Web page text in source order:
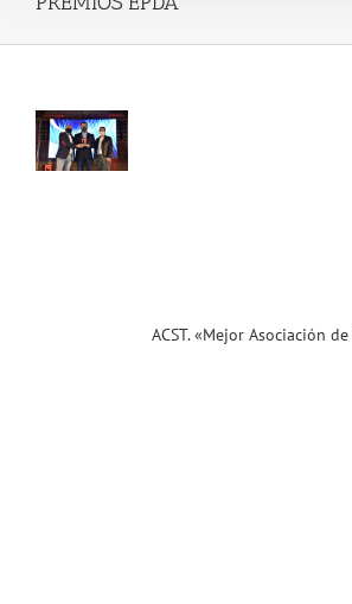
ACST. «Mejor Asociación